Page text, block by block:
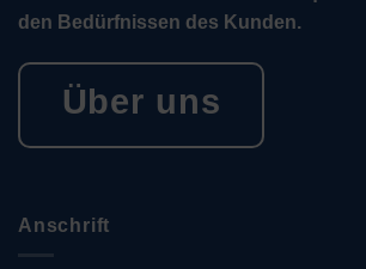
den Bedürfnissen des Kunden.
Über uns
Anschrift